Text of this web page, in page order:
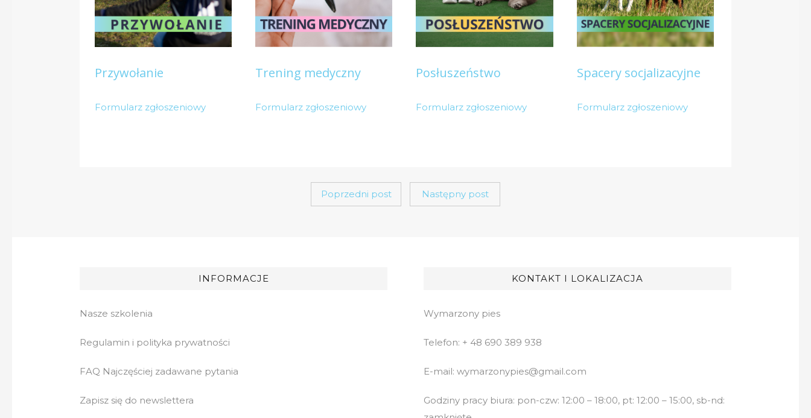
Przywołanie
Formularz zgłoszeniowy
Trening medyczny
Formularz zgłoszeniowy
Posłuszeństwo
Formularz zgłoszeniowy
Spacery socjalizacyjne
Formularz zgłoszeniowy
Poprzedni post Następny post
INFORMACJE
Nasze szkolenia
Regulamin i polityka prywatności
FAQ Najczęściej zadawane pytania
Zapisz się do newslettera
KONTAKT I LOKALIZACJA
Wymarzony pies
Telefon: + 48 690 389 938
E-mail: wymarzonypies@gmail.com
Godziny pracy biura: pon-czw: 12:00 – 18:00, pt: 12:00 – 15:00, sb-nd: